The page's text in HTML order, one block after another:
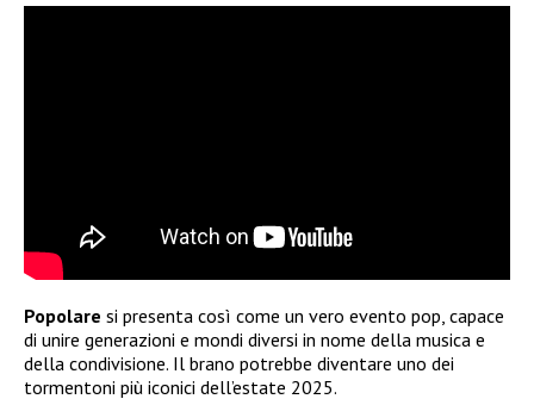
Popolare si presenta così come un vero evento pop, capace
di unire generazioni e mondi diversi in nome della musica e
della condivisione. Il brano potrebbe diventare uno dei
tormentoni più iconici dell’estate 2025.